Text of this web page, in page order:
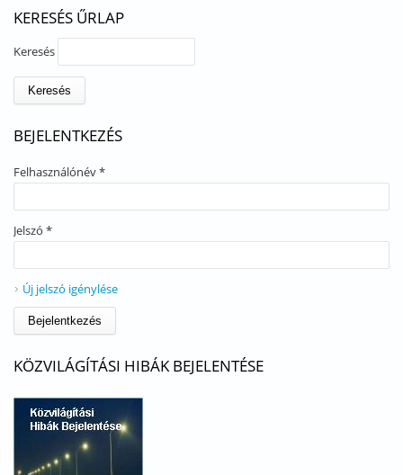
KERESÉS ŰRLAP
Keresés
BEJELENTKEZÉS
Felhasználónév*
Jelszó *
Új jelszó igénylése
KÖZVILÁGÍTÁSI HIBÁK BEJELENTÉSE